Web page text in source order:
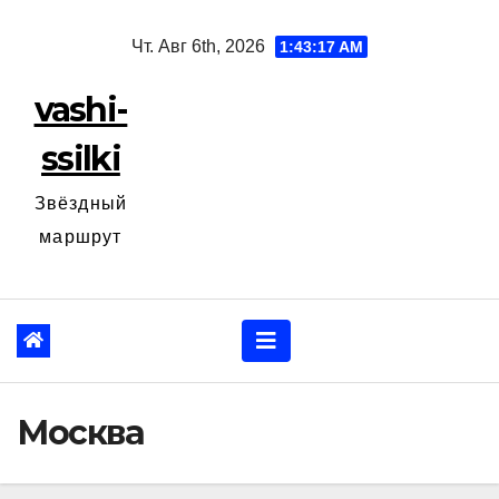
Чт. Авг 6th, 2026 1:43:19 AM
vashi-
ssilki
Звёздный
маршрут
Москва